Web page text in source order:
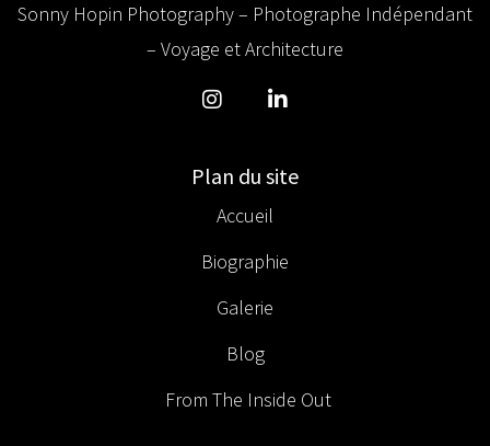
Sonny Hopin Photography – Photographe Indépendant
– Voyage et Architecture
Plan du site
Accueil
Biographie
Galerie
Blog
From The Inside Out